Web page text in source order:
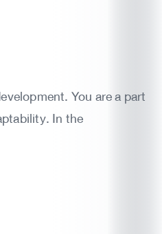
You are a part
In the